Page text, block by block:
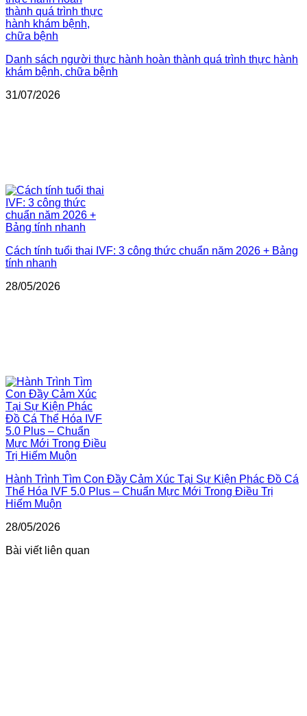
Danh sách người thực hành hoàn thành quá trình thực hành
khám bệnh, chữa bệnh
31/07/2026
Cách tính tuổi thai IVF: 3 công thức chuẩn năm 2026 + Bảng
tính nhanh
28/05/2026
Hành Trình Tìm Con Đầy Cảm Xúc Tại Sự Kiện Phác Đồ Cá
Thể Hóa IVF 5.0 Plus – Chuẩn Mực Mới Trong Điều Trị
Hiếm Muộn
28/05/2026
Bài viết liên quan